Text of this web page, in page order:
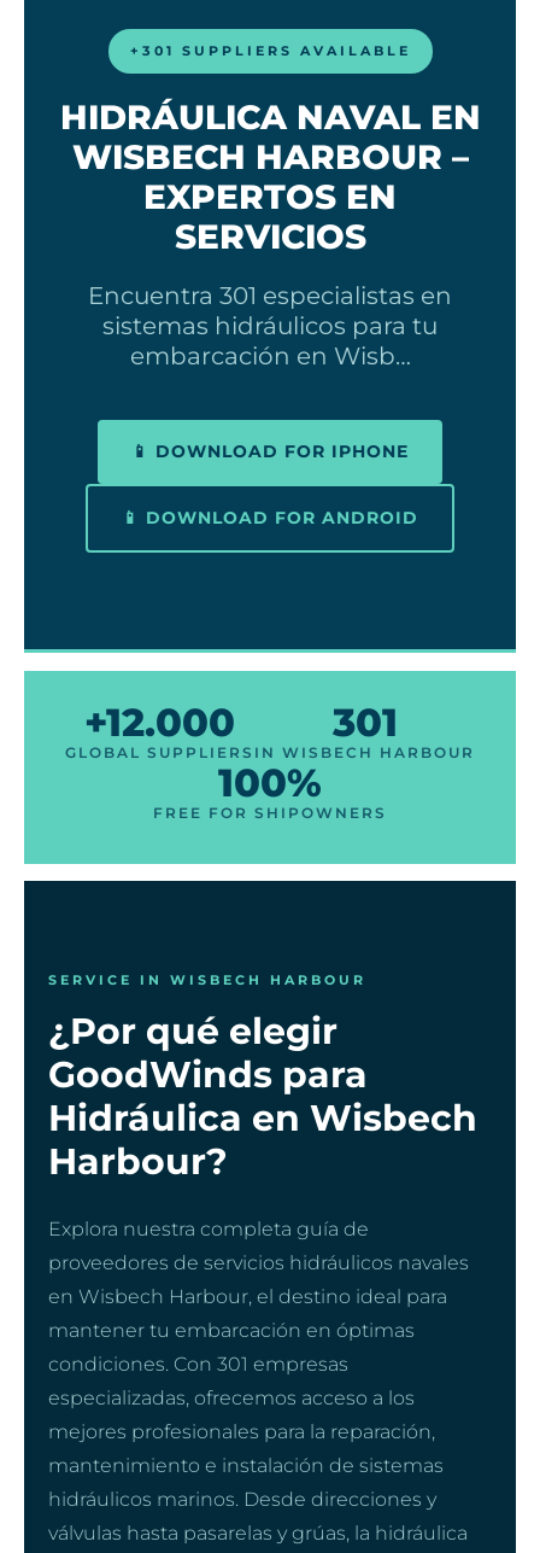
+301 SUPPLIERS AVAILABLE
HIDRÁULICA NAVAL EN
WISBECH HARBOUR –
EXPERTOS EN
SERVICIOS
Encuentra 301 especialistas en
sistemas hidráulicos para tu
embarcación en Wisb…
📱 DOWNLOAD FOR IPHONE
📱 DOWNLOAD FOR ANDROID
+12.000
GLOBAL SUPPLIERS
301
IN WISBECH HARBOUR
100%
FREE FOR SHIPOWNERS
SERVICE IN WISBECH HARBOUR
¿Por qué elegir
GoodWinds para
Hidráulica en Wisbech
Harbour?
Explora nuestra completa guía de
proveedores de servicios hidráulicos navales
en Wisbech Harbour, el destino ideal para
mantener tu embarcación en óptimas
condiciones. Con 301 empresas
especializadas, ofrecemos acceso a los
mejores profesionales para la reparación,
mantenimiento e instalación de sistemas
hidráulicos marinos. Desde direcciones y
válvulas hasta pasarelas y grúas, la hidráulica